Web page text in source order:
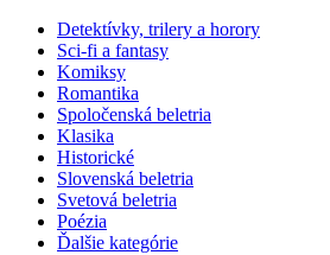
Detektívky, trilery a horory
Sci-fi a fantasy
Komiksy
Romantika
Spoločenská beletria
Klasika
Historické
Slovenská beletria
Svetová beletria
Poézia
Ďalšie kategórie